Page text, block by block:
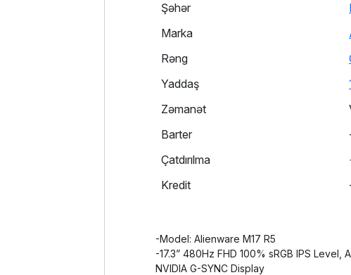
Şəhər
Marka
Rəng
Yaddaş
Zəmanət
Barter
Çatdırılma
Kredit
-Model: Alienware M17 R5
-17.3” 480Hz FHD 100% sRGB IPS
NVIDIA G-SYNC Display